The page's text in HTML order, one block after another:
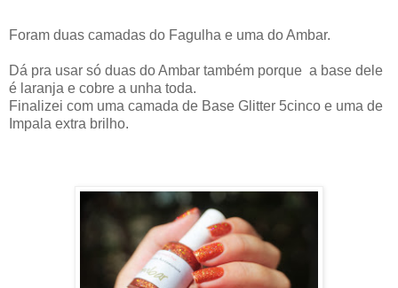
Foram duas camadas do Fagulha e uma do Ambar.
Dá pra usar só duas do Ambar também porque a base dele
é laranja e cobre a unha toda.
Finalizei com uma camada de Base Glitter 5cinco e uma de
Impala extra brilho.